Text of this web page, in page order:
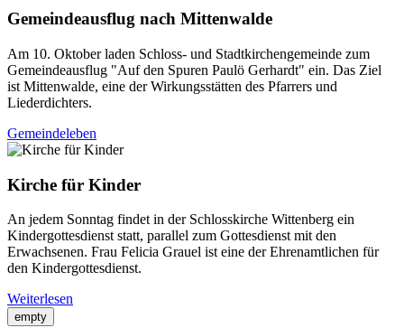
Gemeindeausflug nach Mittenwalde
Am 10. Oktober laden Schloss- und Stadtkirchengemeinde zum
Gemeindeausflug "Auf den Spuren Paulö Gerhardt" ein. Das Ziel
ist Mittenwalde, eine der Wirkungsstätten des Pfarrers und
Liederdichters.
Gemeindeleben
Kirche für Kinder
An jedem Sonntag findet in der Schlosskirche Wittenberg ein
Kindergottesdienst statt, parallel zum Gottesdienst mit den
Erwachsenen. Frau Felicia Grauel ist eine der Ehrenamtlichen für
den Kindergottesdienst.
Weiterlesen
empty